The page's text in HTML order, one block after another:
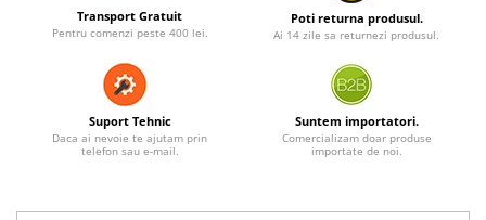
Transport Gratuit
Pentru comenzi peste 400 lei.
Poti returna produsul.
Ai 14 zile sa returnezi produsul.
Suport Tehnic
Daca ai nevoie te ajutam prin
telefon sau e-mail.
Suntem importatori.
Comercializam doar produse
importate de noi.